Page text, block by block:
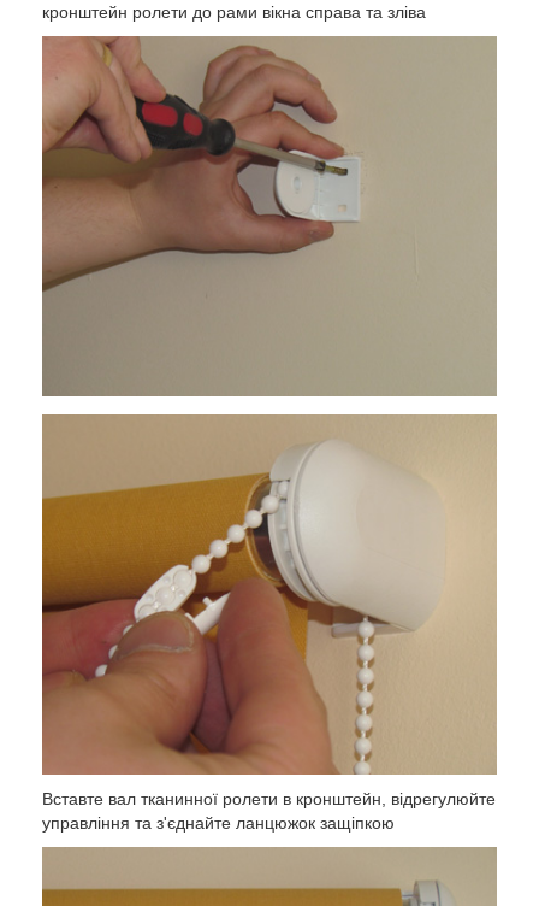
кронштейн ролети до рами вікна справа та зліва
Вставте вал тканинної ролети в кронштейн, відрегулюйте
управління та з'єднайте ланцюжок защіпкою